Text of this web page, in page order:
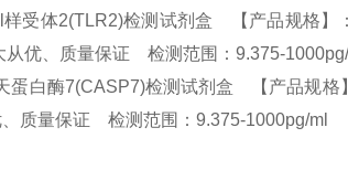
受体2(TLR2)检测试剂盒 【产品规格】
从优、质量保证 检测范围：9.375-
白酶7(CASP7)检测试剂盒 【产品规
、质量保证 检测范围：9.375-1000pg/ml